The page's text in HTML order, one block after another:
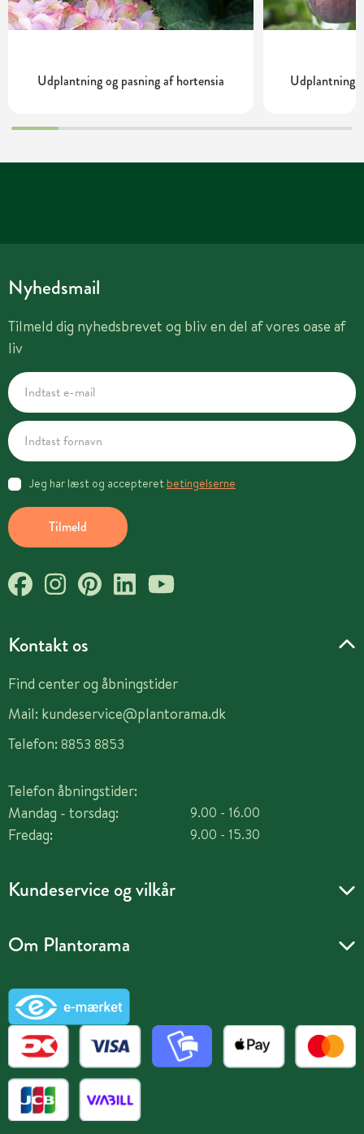
Udplantning og pasning af hortensia Udplantning
Kontakt os
Find center og åbningstider
Mail: kundeservice@plantorama.dk
Telefon: 8853 8853
Telefon åbningstider:
Mandag - torsdag:
Fredag:
9.00 - 16.00
9.00 - 15.30
Kundeservice og vilkår
Om Plantorama
Nyhedsmail
Tilmeld dig nyhedsbrevet og bliv en del af vores oase af
liv
Tilmeld
Jeg har læst og accepteret betingelserne